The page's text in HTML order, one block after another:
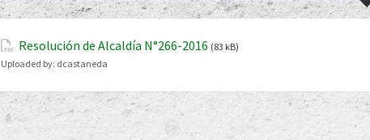
Resolución de Alcaldía N°266-2016 (83 kB)
Uploaded by: dcastaneda